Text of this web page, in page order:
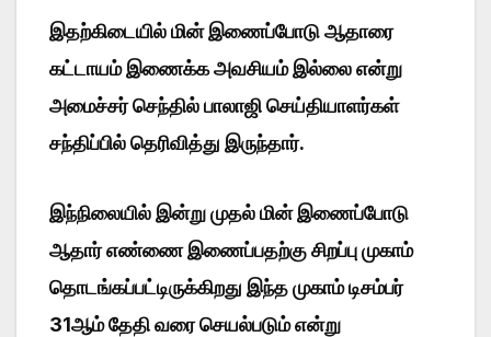
இதற்கிடையில் மின் இணைப்போடு ஆதாரை
கட்டாயம் இணைக்க அவசியம் இல்லை என்று
அமைச்சர் செந்தில் பாலாஜி செய்தியாளர்கள்
சந்திப்பில் தெரிவித்து இருந்தார்.
இந்நிலையில் இன்று முதல் மின் இணைப்போடு
ஆதார் எண்ணை இணைப்பதற்கு சிறப்பு முகாம்
தொடங்கப்பட்டிருக்கிறது இந்த முகாம் டிசம்பர்
31ஆம் தேதி வரை செயல்படும் என்று